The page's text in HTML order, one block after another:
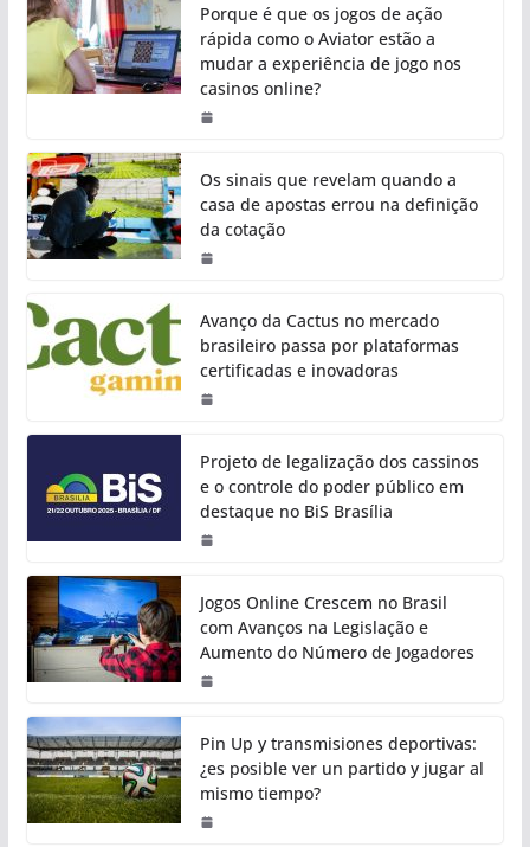
Porque é que os jogos de ação
rápida como o Aviator estão a
mudar a experiência de jogo nos
casinos online?
Os sinais que revelam quando a
casa de apostas errou na definição
da cotação
Avanço da Cactus no mercado
brasileiro passa por plataformas
certificadas e inovadoras
Projeto de legalização dos cassinos
e o controle do poder público em
destaque no BiS Brasília
Jogos Online Crescem no Brasil
com Avanços na Legislação e
Aumento do Número de Jogadores
Pin Up y transmisiones deportivas:
¿es posible ver un partido y jugar al
mismo tiempo?